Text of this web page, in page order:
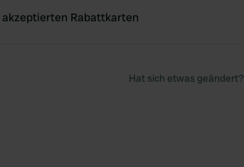
akzeptierten Rabattkarten
Hat sich etwas geändert?